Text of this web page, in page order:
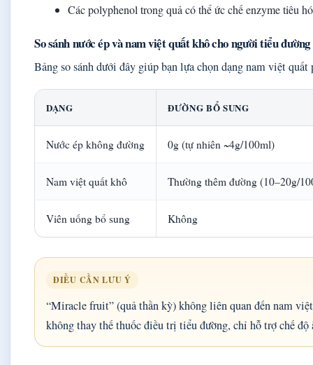
Các polyphenol trong quả có thể ức chế enzyme tiêu
So sánh nước ép và nam việt quất khô cho người tiểu đường
Bảng so sánh dưới đây giúp bạn lựa chọn dạng nam việt
DẠNG ĐƯỜNG BỔ SUNG
Nước ép không đường 0g (tự nhiên ~4g/100ml)
Nam việt quất khô Thường thêm đường (10–20g/
Viên uống bổ sung Không
ĐIỀU CẦN LƯU Ý
“Miracle fruit” (quả thần kỳ) không liên quan đến nam
không thay thế thuốc điều trị tiểu đường, chỉ hỗ trợ chế độ